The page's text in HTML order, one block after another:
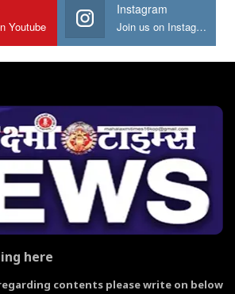
Youtube
Instagram
Join us on Instagram
here
contents please write on below